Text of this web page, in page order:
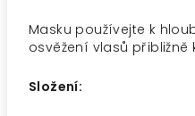
Masku používejte k
osvěžení vlasů přibližně
Složení: